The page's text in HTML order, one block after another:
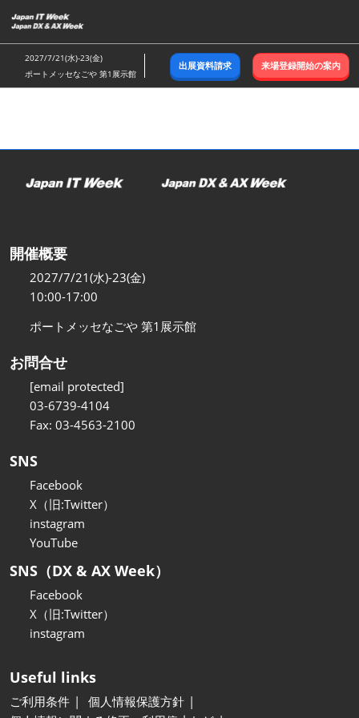
キ
ッ
し
む
2027/7/21(水)-23(金)
ポートメッセなごや 第1展示館
出展資料請求 来場登録開始の案内
開催概要
2027/7/21(水)-23(金)
10:00-17:00
ポートメッセなごや 第1展示館
お問合せ
[email protected]
03-6739-4104
Fax: 03-4563-2100
SNS
Facebook
X（旧:Twitter）
instagram
YouTube
SNS（DX & AX Week）
Facebook
X（旧:Twitter）
instagram
Useful links
ご利用条件
個人情報保護方針